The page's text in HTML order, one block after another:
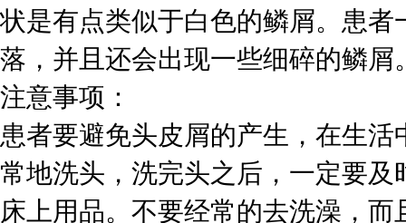
状是有点类似于白色的鳞屑。患
落，并且还会出现一些细碎的鳞屑
注意事项：
患者要避免头皮屑的产生，在生
常地洗头，洗完头之后，一定要
床上用品。不要经常的去洗澡，